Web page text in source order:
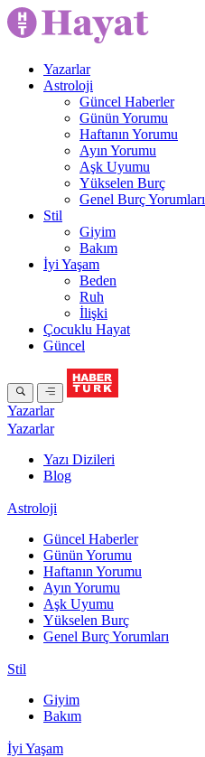
Yazarlar
Astroloji
Güncel Haberler
Günün Yorumu
Haftanın Yorumu
Ayın Yorumu
Aşk Uyumu
Yükselen Burç
Genel Burç Yorumları
Stil
Giyim
Bakım
İyi Yaşam
Beden
Ruh
İlişki
Çocuklu Hayat
Güncel
Yazarlar
Yazarlar
Yazı Dizileri
Blog
Astroloji
Güncel Haberler
Günün Yorumu
Haftanın Yorumu
Ayın Yorumu
Aşk Uyumu
Yükselen Burç
Genel Burç Yorumları
Stil
Giyim
Bakım
İyi Yaşam